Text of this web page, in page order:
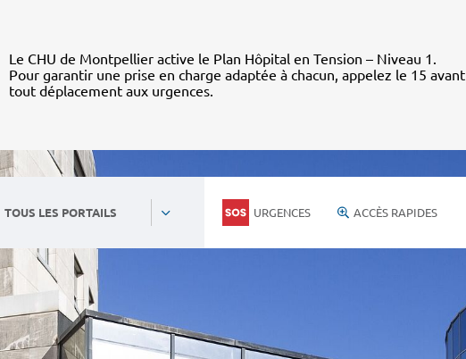
Le CHU de Montpellier active le Plan Hôpital en Tension – Niveau 1.
Pour garantir une prise en charge adaptée à chacun, appelez le 15 avant
tout déplacement aux urgences.
TOUS LES PORTAILS URGENCES ACCÈS RAPIDES